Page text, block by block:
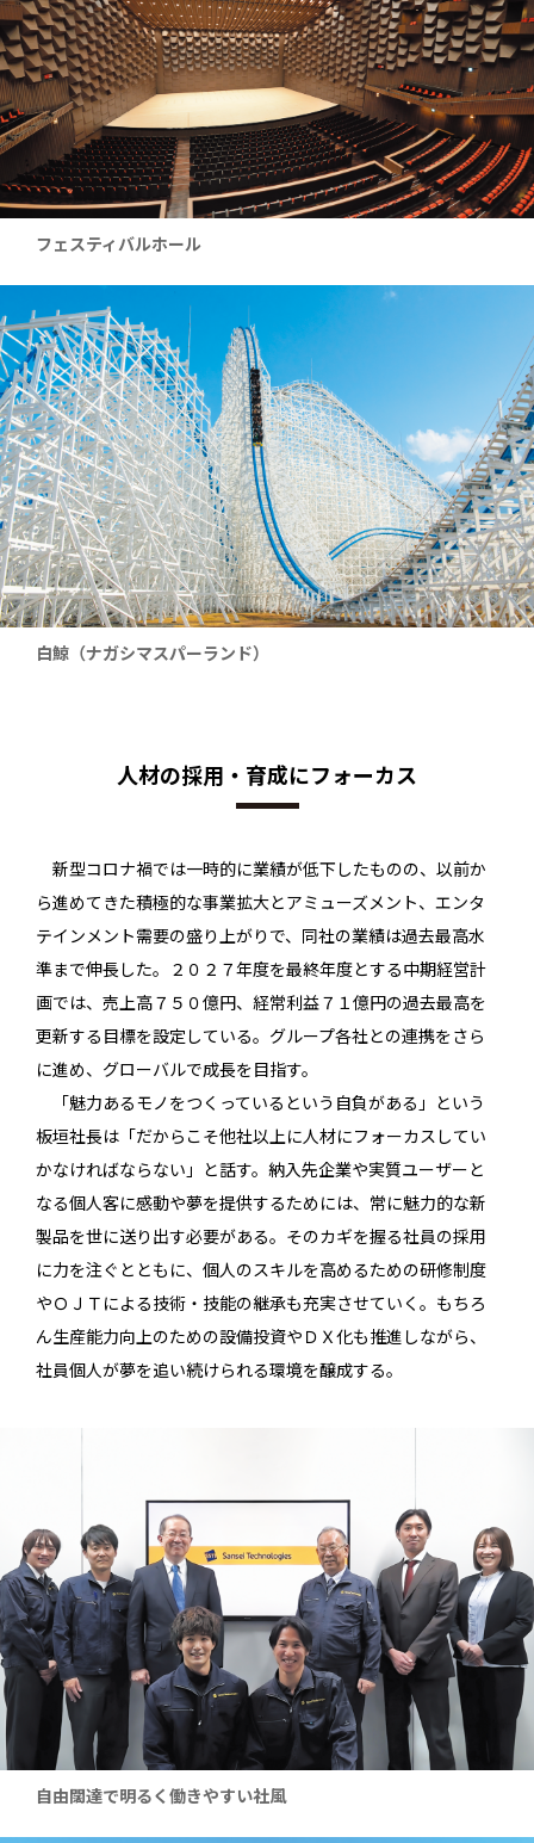
フェスティバルホール
白鯨（ナガシマスパーランド）
人材の採用・育成にフォーカス
新型コロナ禍では一時的に業績が低下したものの、以前か
ら進めてきた積極的な事業拡大とアミューズメント、エンタ
テインメント需要の盛り上がりで、同社の業績は過去最高水
準まで伸長した。２０２７年度を最終年度とする中期経営計
画では、売上高７５０億円、経常利益７１億円の過去最高を
更新する目標を設定している。グループ各社との連携をさら
に進め、グローバルで成長を目指す。
「魅力あるモノをつくっているという自負がある」という
板垣社長は「だからこそ他社以上に人材にフォーカスしてい
かなければならない」と話す。納入先企業や実質ユーザーと
なる個人客に感動や夢を提供するためには、常に魅力的な新
製品を世に送り出す必要がある。そのカギを握る社員の採用
に力を注ぐとともに、個人のスキルを高めるための研修制度
やＯＪＴによる技術・技能の継承も充実させていく。もちろ
ん生産能力向上のための設備投資やＤＸ化も推進しながら、
社員個人が夢を追い続けられる環境を醸成する。
自由闊達で明るく働きやすい社風